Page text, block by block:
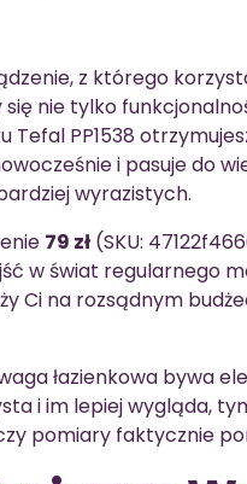
z którego
nie tylko
Tefal PP1538
i pasuje do
wyrazistych.
79 zł (SKU:
w świat regularnego
Ci na rozsądnym
łazienkowa bywa
i im lepiej wygląda,
pomiary faktycznie